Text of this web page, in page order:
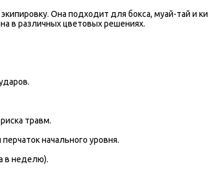
Она подходит для бокса, муай-тай и
в различных цветовых решениях.
травм.
начального уровня.
в неделю).